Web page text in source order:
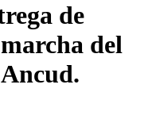
de
del